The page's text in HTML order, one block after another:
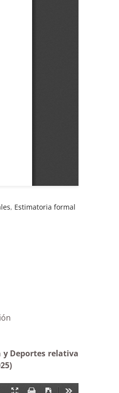
, Estimatoria formal
|Terminación
y Deportes relativa